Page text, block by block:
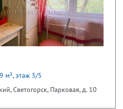
м², этаж 3/5
Светогорск, Парковая, д. 10